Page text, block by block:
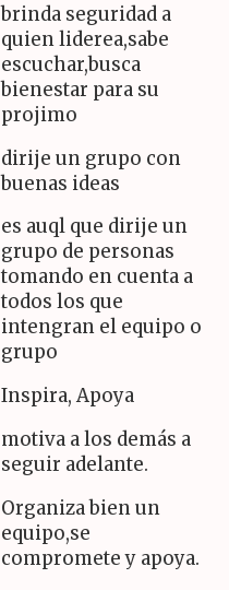
brinda seguridad a
quien liderea,sabe
escuchar,busca
bienestar para su
projimo
dirije un grupo con
buenas ideas
es auql que dirije un
grupo de personas
tomando en cuenta a
todos los que
intengran el equipo o
grupo
Inspira, Apoya
motiva a los demás a
seguir adelante.
Organiza bien un
equipo,se
compromete y apoya.